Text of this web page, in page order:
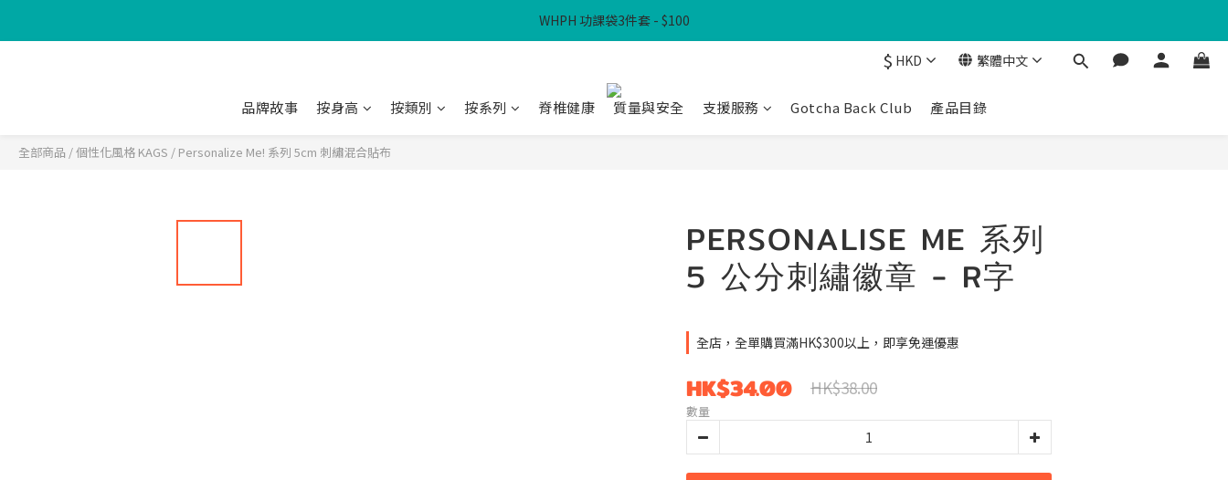
滿$300免本地運費
WHPH 功課袋3件套 - $100
$ HKD 繁體中文
品牌故事 按身高 按類別 按系列 脊椎健康 質量與安全 支援服務 Gotcha Back Club 產品目錄
全部商品 /個性化風格 KAGS / Personalize Me! 系列 5cm 刺繡混合貼布
PERSONALISE ME 系列
5 公分刺繡徽章 - R字
全店，全單購買滿HK$300以上，即享免運優惠
HK$34.00 HK$38.00
數量